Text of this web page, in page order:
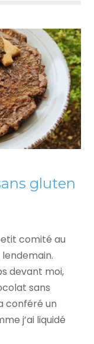
gluten
comité au
devant moi,
sans
conféré un
j’ai liquidé